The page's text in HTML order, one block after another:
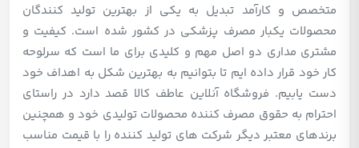
متخصص و کارآمد تبدیل به یکی از بهترین تولید کنندگان
محصولات یکبار مصرف پزشکی در کشور شده است. کیفیت و
مشتری مداری دو اصل مهم و کلیدی برای ما است که سرلوحه
کار خود قرار داده ایم تا بتوانیم به بهترین شکل به اهداف خود
دست یابیم. فروشگاه آنلاین عاطف کالا قصد دارد در راستای
احترام به حقوق مصرف کننده محصولات تولیدی خود و همچنین
برندهای معتبر دیگر شرکت های تولید کننده را با قیمت مناسب